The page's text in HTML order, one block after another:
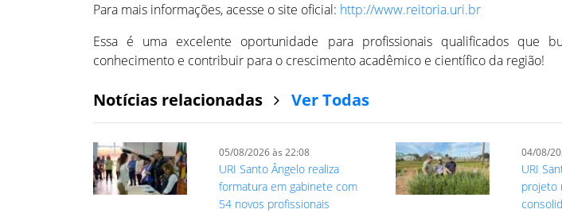
Para mais informações, acesse o site oficial: http://www.reitoria.uri.br
Essa é uma excelente oportunidade para profissionais qualificados que
conhecimento e contribuir para o crescimento acadêmico e científico da região!
Notícias relacionadas Ver Todas
05/08/2026 às 22:08
URI Santo Ângelo realiza
formatura em gabinete com
54 novos profissionais
04/08/
URI
projeto